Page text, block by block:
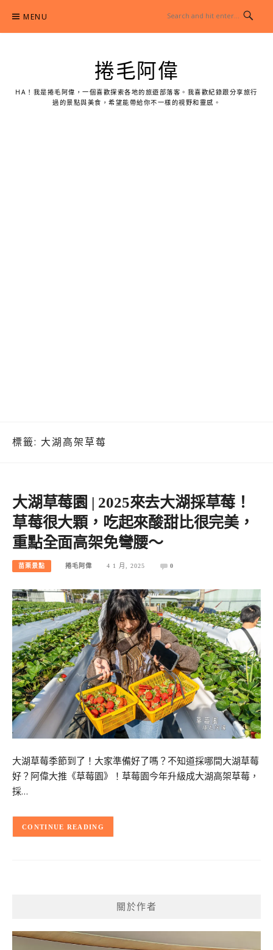
content
MENU
捲毛阿偉
HA！我是捲毛阿偉，一個喜歡探索各地的旅遊部落客。我喜歡紀錄跟分享旅行
過的景點與美食，希望能帶給你不一樣的視野和靈感。
標籤: 大湖高架草莓
大湖草莓園 | 2025來去大湖採草莓！
草莓很大顆，吃起來酸甜比很完美，
重點全面高架免彎腰～
苗栗景點 捲毛阿偉 4 1 月, 2025 0
大湖草莓季節到了！大家準備好了嗎？不知道採哪間大湖草莓
好？阿偉大推《草莓園》！草莓園今年升級成大湖高架草莓，
採…
CONTINUE READING
關於作者